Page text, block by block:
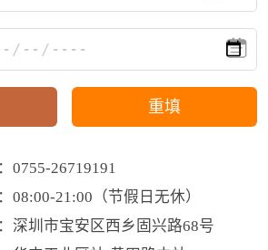
0755-26719191
08:00-21:00（节假日无休）
深圳市宝安区西乡固兴路68号